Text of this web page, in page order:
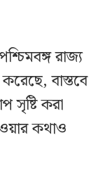
রাজ্য
বাস্তবে
সৃষ্টি করা
কথাও